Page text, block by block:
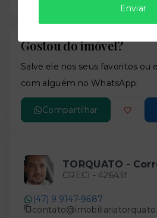
Gostou do imóvel?
Salve ele nos seus favoritos ou
com alguém no WhatsApp:
Compartilhar
TORQUATO -
CRECI - 42643f
(47) 9 9147-9687
Enviar